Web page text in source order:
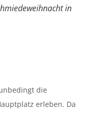
in
die
erleben. Da